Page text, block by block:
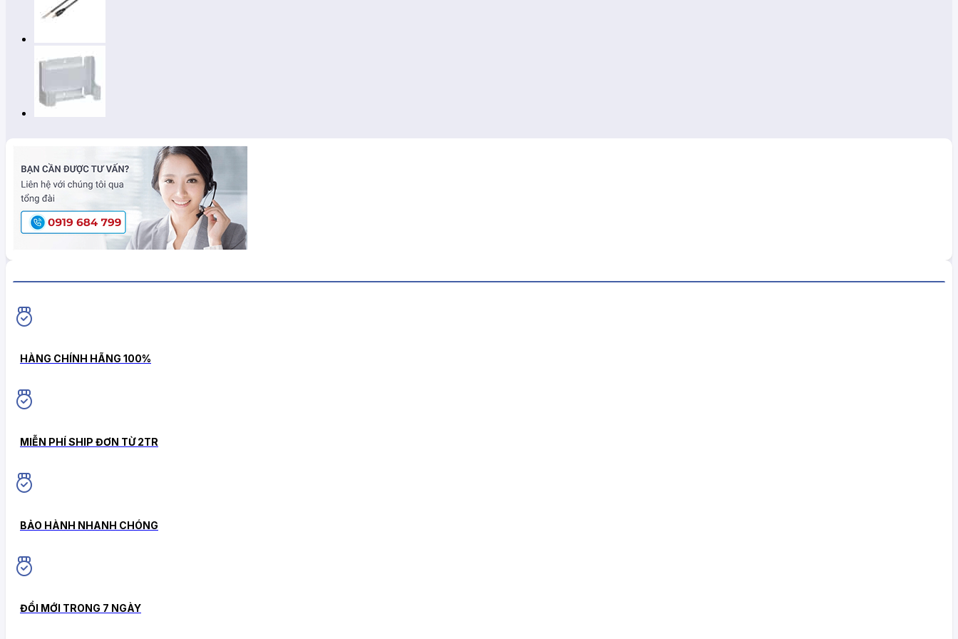
HÀNG CHÍNH HÃNG 100%
MIỄN PHÍ SHIP ĐƠN TỪ 2TR
BẢO HÀNH NHANH CHÓNG
ĐỔI MỚI TRONG 7 NGÀY